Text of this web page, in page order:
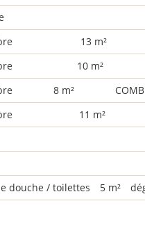
13 m²
10 m²
8 m²
11 m²
douche / toilettes
5 m²